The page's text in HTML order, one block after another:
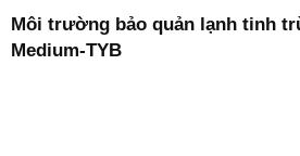
Môi trường bảo quản lạnh tinh
Medium-TYB